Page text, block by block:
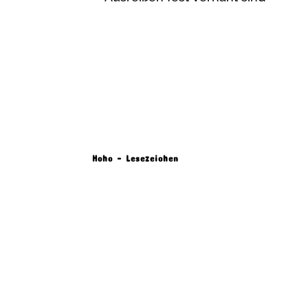
Hoho – Lesezeichen